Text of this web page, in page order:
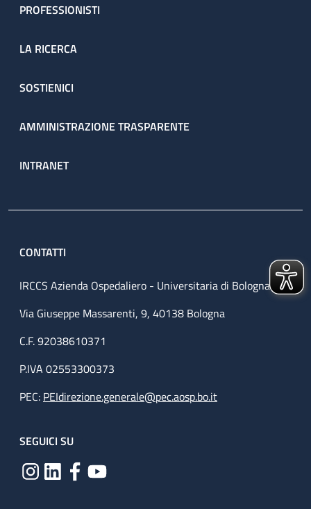
PROFESSIONISTI
LA RICERCA
SOSTIENICI
AMMINISTRAZIONE TRASPARENTE
INTRANET
CONTATTI
IRCCS Azienda Ospedaliero - Universitaria di Bologna
Via Giuseppe Massarenti, 9, 40138 Bologna
C.F. 92038610371
P.IVA 02553300373
PEC: PEIdirezione.generale@pec.aosp.bo.it
SEGUICI SU